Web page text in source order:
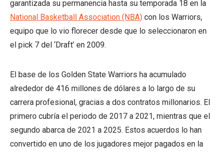
garantizada su permanencia hasta su temporada 18 en la
National Basketball Association (NBA) con los Warriors,
equipo que lo vio florecer desde que lo seleccionaron en
el pick 7 del ‘Draft’ en 2009.
El base de los Golden State Warriors ha acumulado
alrededor de 416 millones de dólares a lo largo de su
carrera profesional, gracias a dos contratos millonarios. El
primero cubría el periodo de 2017 a 2021, mientras que el
segundo abarca de 2021 a 2025. Estos acuerdos lo han
convertido en uno de los jugadores mejor pagados en la